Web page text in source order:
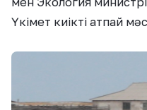
Үкімет киікті атпай